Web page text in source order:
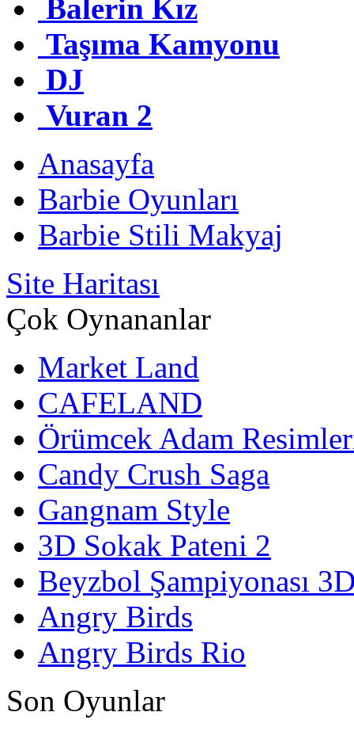
Balerin Kız
Taşıma Kamyonu
DJ
Vuran 2
Anasayfa
Barbie Oyunları
Barbie Stili Makyaj
Site Haritası
Çok Oynananlar
Market Land
CAFELAND
Örümcek Adam
Candy Crush Saga
Gangnam Style
3D Sokak Pateni 2
Beyzbol Şampiyonası
Angry Birds
Angry Birds Rio
Son Oyunlar